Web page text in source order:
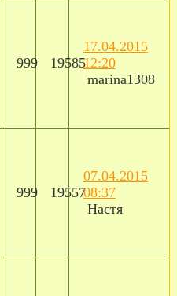
999 19585
17.04.2015
12:20
marina1308
999 19557
07.04.2015
08:37
Настя